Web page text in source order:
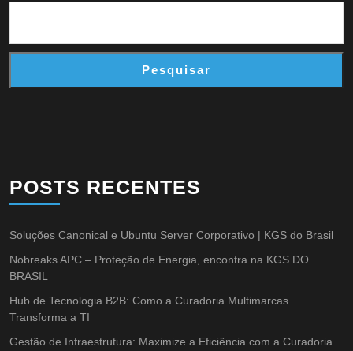
Pesquisar
POSTS RECENTES
Soluções Canonical e Ubuntu Server Corporativo | KGS do Brasil
Nobreaks APC – Proteção de Energia, encontra na KGS DO
BRASIL
Hub de Tecnologia B2B: Como a Curadoria Multimarcas
Transforma a TI
Gestão de Infraestrutura: Maximize a Eficiência com a Curadoria